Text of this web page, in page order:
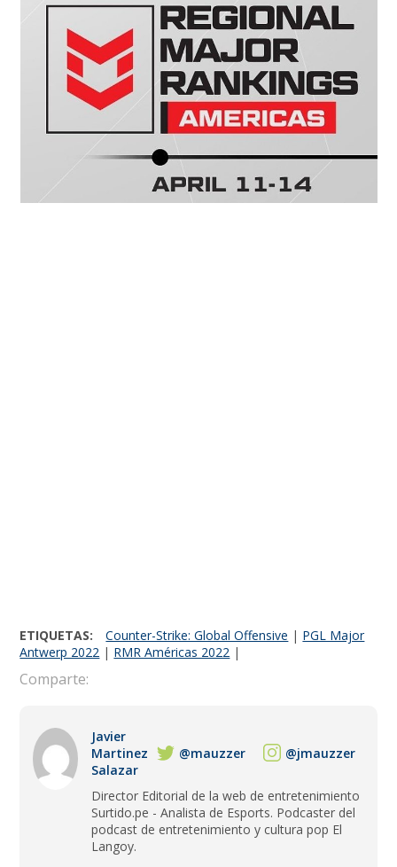
ETIQUETAS: Counter-Strike: Global Offensive | PGL Major
Antwerp 2022 | RMR Américas 2022 |
Comparte:
Javier
Martinez
Salazar
@mauzzer @jmauzzer
Director Editorial de la web de entretenimiento
Surtido.pe - Analista de Esports. Podcaster del
podcast de entretenimiento y cultura pop El
Langoy.